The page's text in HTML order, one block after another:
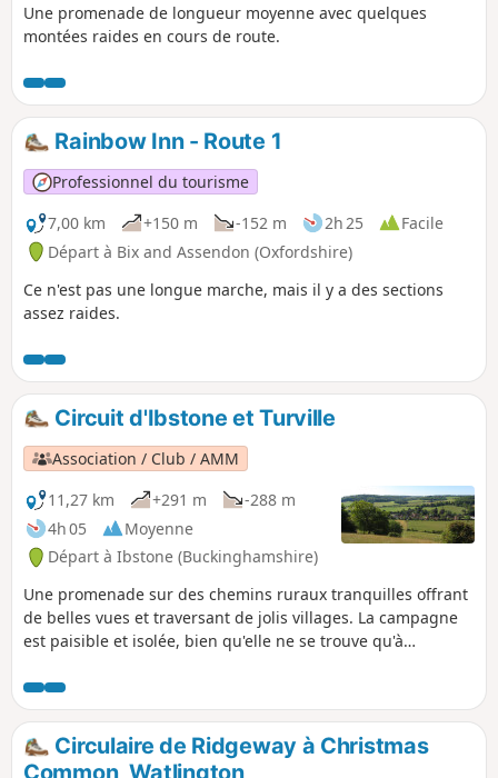
Une promenade de longueur moyenne avec quelques
montées raides en cours de route.
Rainbow Inn - Route 1
Professionnel du tourisme
7,00 km
+150 m -152 m 2h 25
Facile
Départ à Bix and Assendon (Oxfordshire)
Ce n'est pas une longue marche, mais il y a des sections
assez raides.
Circuit d'Ibstone et Turville
Association / Club / AMM
11,27 km
+291 m
-288 m
4h 05
Moyenne
Départ à Ibstone (Buckinghamshire)
Une promenade sur des chemins ruraux tranquilles offrant
de belles vues et traversant de jolis villages. La campagne
est paisible et isolée, bien qu'elle ne se trouve qu'à
Circulaire de Ridgeway à Christmas
Common, Watlington